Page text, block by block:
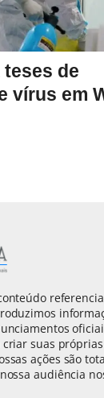
teses de
vírus em
suas
ações são
audiência